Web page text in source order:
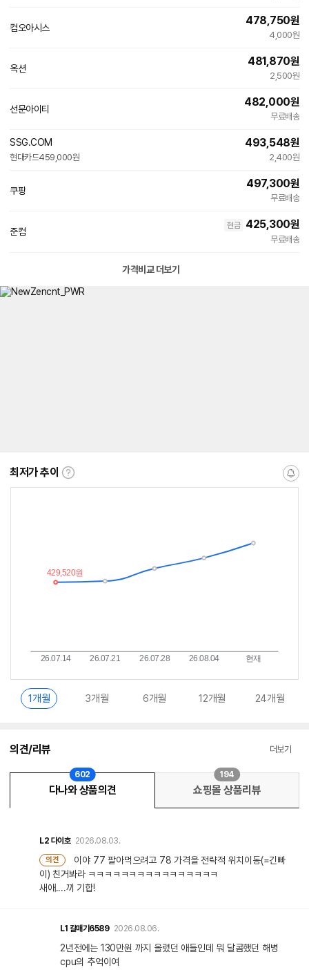
컴오아시스
478,750원
4,000원
옥션
481,870원
2,500원
선문아이티
이
482,000원
무료배송
SSG.COM
현대카드459,000원
493,548원
2,400원
쿠팡
497,300원
무료배송
준컴
현금 425,300원
무료배송
가격비교 더보기
최저가 추이
최
알
1개월 3개월 6개월 12개월 24개월
의견/리뷰 더보기
다나와 상품의견
602
쇼핑몰 상품리뷰
194
L2 다이호 2026.08.03.
의견
이야 77 팔아먹으려고 78 가격을 전략적 위치이동(=긴빠
이) 친거봐라 ㅋㅋㅋㅋㅋㅋㅋㅋㅋㅋㅋㅋㅋㅋㅋㅋ
새애....끼 기합!
L1 갈매기6589 2026.08.06.
2년전에는 130만원 까지 올렸던 애들인데 뭐 달콤했던 해병
cpu의 추억이여